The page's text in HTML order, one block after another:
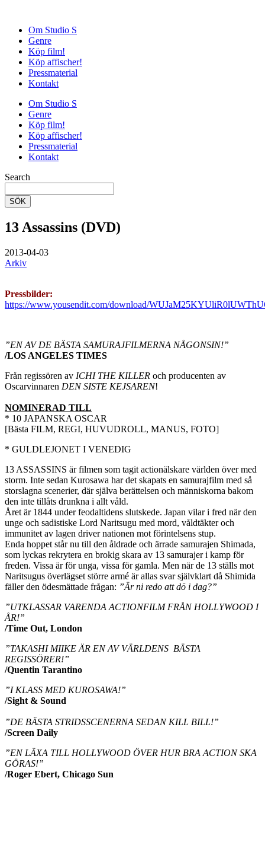
Om Studio S
Genre
Köp film!
Köp affischer!
Pressmaterial
Kontakt
Om Studio S
Genre
Köp film!
Köp affischer!
Pressmaterial
Kontakt
Search
SÖK
13 Assassins (DVD)
2013-04-03
Arkiv
Pressbilder:
https://www.yousendit.com/download/
”EN AV DE BÄSTA SAMURAJFILMERNA NÅGONSIN!”
/LOS ANGELES TIMES
Från regissören av ICHI THE KILLER och producenten av
Oscarvinnaren DEN SISTE KEJSAREN!
NOMINERAD TILL
* 10 JAPANSKA OSCAR
[Bästa FILM, REGI, HUVUDROLL, MANUS, FOTO]
* GULDLEJONET I VENEDIG
13 ASSASSINS är filmen som tagit actionälskare världen över med
storm. Inte sedan Kurosawa har det skapats en samurajfilm med så
storslagna scenerier, där själva berättelsen och människorna bakom
den inte tillåts drunkna i allt våld.
Året är 1844 under feodaltidens slutskede. Japan vilar i fred när den
unge och sadistiske Lord Naritsugu med mord, våldtäkter och
immunitet av lagen driver nationen mot förintelsens stup.
Enda hoppet står nu till den åldrade och ärrade samurajen Shimada,
som lyckas rekrytera en brokig skara av 13 samurajer i kamp för
freden. Vissa är för unga, vissa för gamla. Men när de 13 ställs mot
Naritsugus överlägset större armé är allas svar självklart då Shimida
fäller den ödesmättade frågan: ”Är ni redo att dö i dag?”
”UTKLASSAR VARENDA ACTIONFILM FRÅN HOLLYWOOD I
ÅR!”
/Time Out, London
”TAKASHI MIIKE ÄR EN AV VÄRLDENS BÄSTA
REGISSÖRER!”
/Quentin Tarantino
”I KLASS MED KUROSAWA!”
/Sight & Sound
”DE BÄSTA STRIDSSCENERNA SEDAN KILL BILL!”
/Screen Daily
”EN LÄXA TILL HOLLYWOOD ÖVER HUR BRA ACTION SKA
GÖRAS!”
/Roger Ebert, Chicago Sun